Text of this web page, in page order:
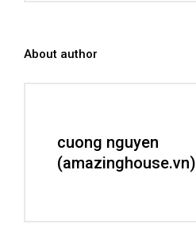
About author
cuong nguyen
(amazinghouse.vn)